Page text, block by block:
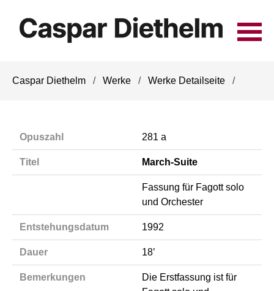
überspringen
Caspar Diethelm Werke Werke Detailseite
Opuszahl 281 a
Titel March-Suite
Fassung für Fagott solo
und Orchester
Entstehungsdatum 1992
Dauer 18’
Bemerkungen
Die Erstfassung ist für